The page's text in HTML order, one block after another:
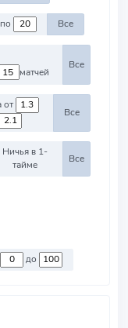
по Все
матчей
Все
Победа от
Все
Ничья в 1-
тайме
Все
до